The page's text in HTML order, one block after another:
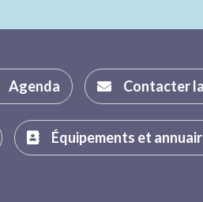
Agenda Contacter
Équipements et